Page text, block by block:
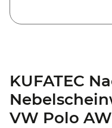
KUFATEC
VW Polo